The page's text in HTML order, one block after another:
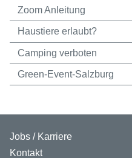
Zoom Anleitung
Haustiere erlaubt?
Camping verboten
Green-Event-Salzburg
Jobs / Karriere
Kontakt